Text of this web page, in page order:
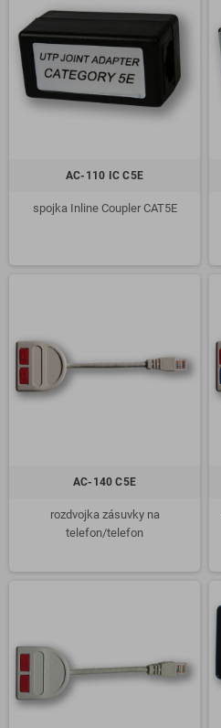
AC-110 IC C5E
spojka Inline Coupler CAT5E
AC-140 C5E
rozdvojka zásuvky na
telefon/telefon